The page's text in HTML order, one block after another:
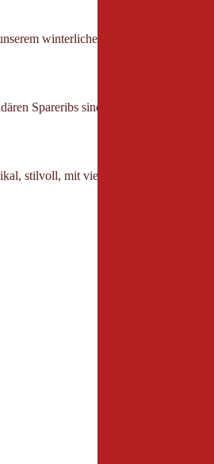
winterlichen Restaurant trifft
Spareribs sind kein Geheimtipp
stilvoll, mit viel Liebe zum Detail.